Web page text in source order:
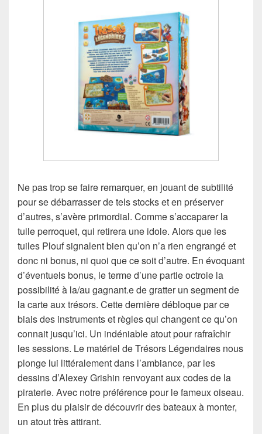
Ne pas trop se faire remarquer, en jouant de subtilité
pour se débarrasser de tels stocks et en préserver
d’autres, s’avère primordial. Comme s’accaparer la
tuile perroquet, qui retirera une idole. Alors que les
tuiles Plouf signalent bien qu’on n’a rien engrangé et
donc ni bonus, ni quoi que ce soit d’autre. En évoquant
d’éventuels bonus, le terme d’une partie octroie la
possibilité à la/au gagnant.e de gratter un segment de
la carte aux trésors. Cette dernière débloque par ce
biais des instruments et règles qui changent ce qu’on
connait jusqu’ici. Un indéniable atout pour rafraîchir
les sessions. Le matériel de Trésors Légendaires nous
plonge lui littéralement dans l’ambiance, par les
dessins d’Alexey Grishin renvoyant aux codes de la
piraterie. Avec notre préférence pour le fameux oiseau.
En plus du plaisir de découvrir des bateaux à monter,
un atout très attirant.